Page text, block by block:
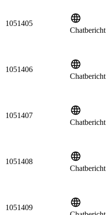
1051405
Chatbericht
1051406
Chatbericht
1051407
Chatbericht
1051408
Chatbericht
1051409